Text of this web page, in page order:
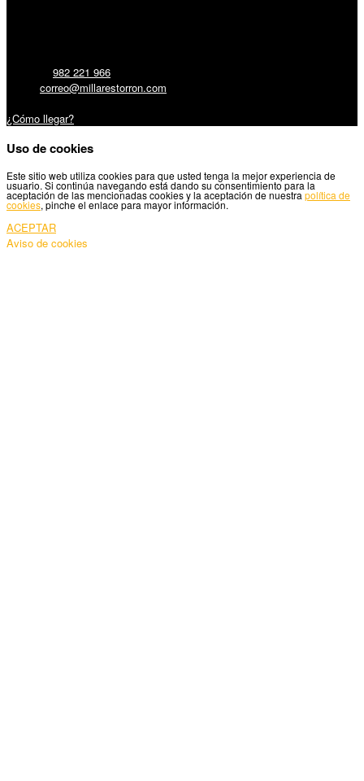
982 221 966
correo@millarestorron.com
¿Cómo llegar?
Uso de cookies
Este sitio web utiliza cookies para que usted tenga la mejor experiencia de
usuario. Si continúa navegando está dando su consentimiento para la
aceptación de las mencionadas cookies y la aceptación de nuestra política de
cookies, pinche el enlace para mayor información.
ACEPTAR
Aviso de cookies